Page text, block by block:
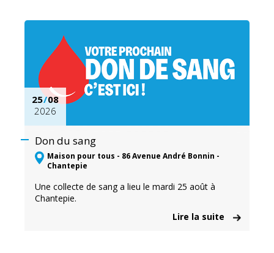
25/08
2026
Don du sang
Maison pour tous - 86 Avenue André Bonnin -
Chantepie
Une collecte de sang a lieu le mardi 25 août à
Chantepie.
Lire la suite